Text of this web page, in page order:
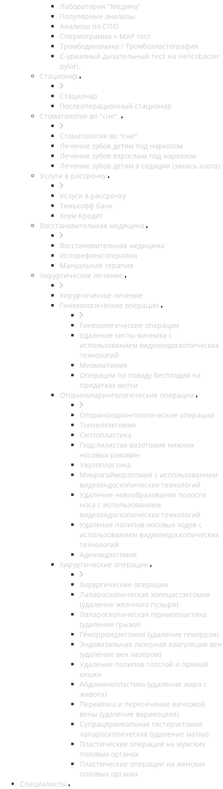
Лаборатория "Медина"
Популярные анализы
Анализы по CITO
Спермограмма + МАР тест
Тромбодинамика / Тромбоэластография
С-уреазный дыхательный тест на Helicobacter
pylori.
Стационар
Стационар
Послеоперационный стационар
Стоматология во "сне".
Стоматология во "сне".
Лечение зубов детям под наркозом
Лечение зубов взрослым под наркозом
Лечение зубов детям в седации (закись азота)
Услуги в рассрочку
Услуги в рассрочку
Тинькофф Банк
Хоум Кредит
Восстановительная медицина
Восстановительная медицина
Иглорефлексотерапия
Мануальная терапия
Хирургическое лечение
Хирургическое лечение
Гинекологические операции
Гинекологические операции
Удаление кисты яичника с
использованием видеоэндоскопических
технологий
Миомэктомия
Операции по поводу бесплодия на
придатках матки
Оториноларингологические операции
Оториноларингологические операции
Тонзиллэктомия
Септопластика
Подслизистая вазотомия нижних
носовых раковин
Увулопластика
Микрогайморотомия с использованием
видеоэндоскопических технологий
Удаление новообразования полости
носа с использованием
видеоэндоскопических технологий
Удаление полипов носовых ходов с
использованием видеоэндоскопических
технологий
Аденоидэктомия
Хирургические операции
Хирургические операции
Лапароскопическая холецистэктомия
(удаление желчного пузыря)
Лапароскопическая герниопоастика
(удаление грыжи)
Геморроидэктомия (удаление геморроя)
Эндовазальная лазерная коагуляция вен
(удаление вен лазером)
Удаление полипов толстой и прямой
кишки
Абдоминопластика (удаление жира с
живота)
Перевязка и пересечение яичковой
вены (удаление варикоцеле)
Супрацервикальная гистерэктомия
лапароскопическая (удаление матки)
Пластические операции на мужских
половых органах
Пластические операции на женских
половых органах
Специалисты